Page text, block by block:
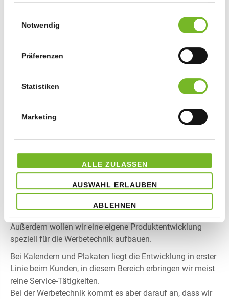
gesammelt haben.
Notwendig
Präferenzen
Statistiken
Marketing
ALLE ZULASSEN
AUSWAHL ERLAUBEN
ABLEHNEN
disponieren vorsichtiger. Wir rechnen aber nicht mit einem
Rückgang, schlimmstenfalls mit einer Stagnation.
im Vergleich zum Vorjahr verzeichnen. Für nächstes Jahr
Projekte und Investitionen umgesetzt?
Für das Geschäftsfeld Werbetechnik war es notwendig, in
ein neues Drucksystem zu investieren. So können wir jetzt
wasserbasierten Tinten im Thermo-Sublimations-
Verfahren arbeitet. Es eignet sich vor allem für
Textilmaterialien, die im Indoor-Bereich eingesetzt werden.
Außerdem wollen wir eine eigene Produktentwicklung
speziell für die Werbetechnik aufbauen.
Bei Kalendern und Plakaten liegt die Entwicklung in erster
Linie beim Kunden, in diesem Bereich erbringen wir meist
reine Service-Tätigkeiten.
Bei der Werbetechnik kommt es aber darauf an, dass wir